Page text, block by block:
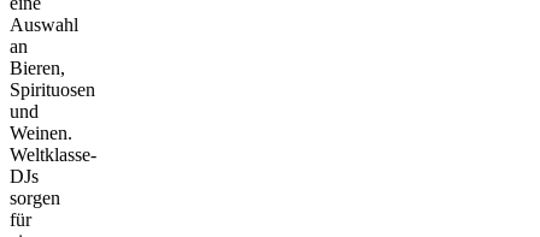
Auswahl
an
Bieren,
Spirituosen
und
Weinen.
Weltklasse-
DJs
sorgen
für